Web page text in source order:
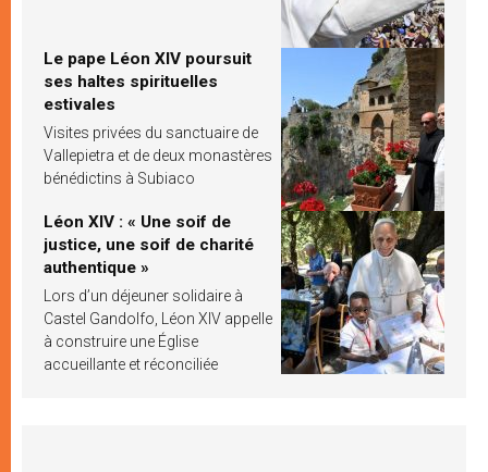
Le pape Léon XIV poursuit
ses haltes spirituelles
estivales
Visites privées du sanctuaire de
Vallepietra et de deux monastères
bénédictins à Subiaco
Léon XIV : « Une soif de
justice, une soif de charité
authentique »
Lors d’un déjeuner solidaire à
Castel Gandolfo, Léon XIV appelle
à construire une Église
accueillante et réconciliée